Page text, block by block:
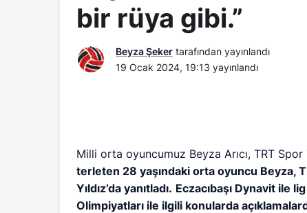
bir rüya gibi.”
Beyza Şeker tarafından yayınlandı
19 Ocak 2024, 19:13 yayınlandı
Milli orta oyuncumuz Beyza Arıcı, TRT Spor
terleten 28 yaşındaki orta oyuncu Beyza,
Yıldız’da yanıtladı. Eczacıbaşı Dynavit ile
Olimpiyatları ile ilgili konularda